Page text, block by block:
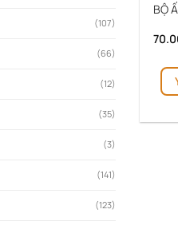
(107)
(66)
(12)
(35)
(3)
(141)
(123)
BỘ